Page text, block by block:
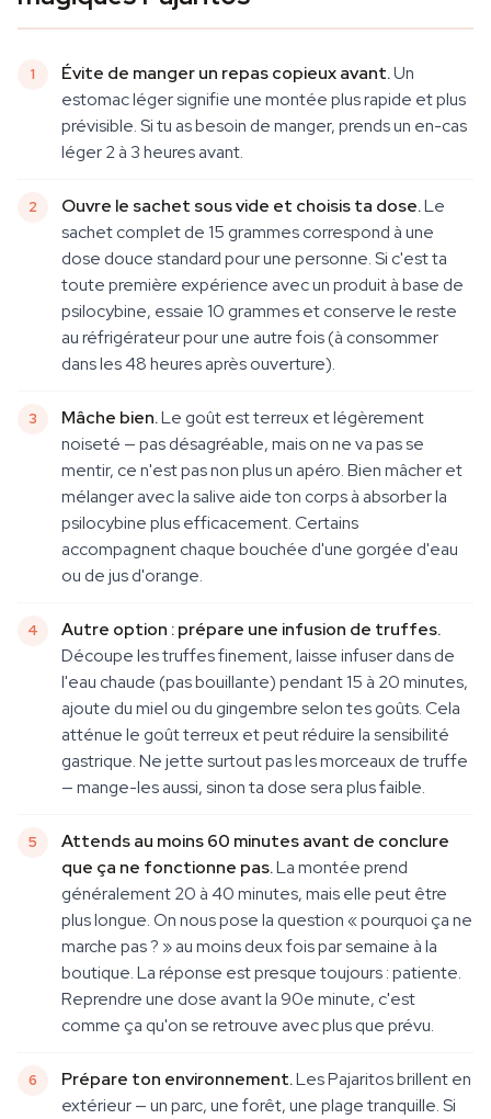
Évite de manger un repas copieux avant.Un
estomac léger signifie une montée plus rapide et plus
prévisible. Si tu as besoin de manger, prends un en-cas
léger 2 à 3 heures avant.
Ouvre le sachet sous vide et choisis ta dose.Le
sachet complet de 15 grammes correspond à une
dose douce standard pour une personne. Si c'est ta
toute première expérience avec un produit à base de
psilocybine, essaie 10 grammes et conserve le reste
au réfrigérateur pour une autre fois (à consommer
dans les 48 heures après ouverture).
Mâche bien.Le goût est terreux et légèrement
noiseté — pas désagréable, mais on ne va pas se
mentir, ce n'est pas non plus un apéro. Bien mâcher et
mélanger avec la salive aide ton corps à absorber la
psilocybine plus efficacement. Certains
accompagnent chaque bouchée d'une gorgée d'eau
ou de jus d'orange.
Autre option : prépare une infusion de truffes.
Découpe les truffes finement, laisse infuser dans de
l'eau chaude (pas bouillante) pendant 15 à 20 minutes,
ajoute du miel ou du gingembre selon tes goûts. Cela
atténue le goût terreux et peut réduire la sensibilité
gastrique. Ne jette surtout pas les morceaux de truffe
— mange-les aussi, sinon ta dose sera plus faible.
Attends au moins 60 minutes avant de conclure
que ça ne fonctionne pas.La montée prend
généralement 20 à 40 minutes, mais elle peut être
plus longue. On nous pose la question « pourquoi ça ne
marche pas ? » au moins deux fois par semaine à la
boutique. La réponse est presque toujours : patiente.
Reprendre une dose avant la 90e minute, c'est
comme ça qu'on se retrouve avec plus que prévu.
Prépare ton environnement.Les Pajaritos brillent en
extérieur — un parc, une forêt, une plage tranquille. Si